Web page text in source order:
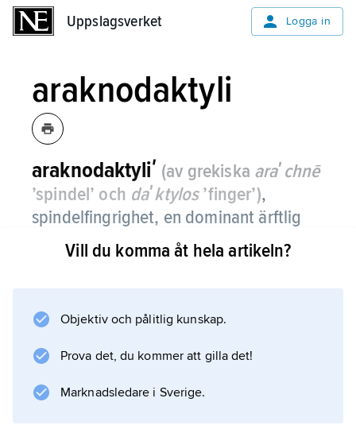
Uppslagsverket Logga in
araknodaktyli
araknodaktyliʹ (av grekiska araʹchnē
’spindel’ och daʹktylos’finger’),
spindelfingrighet, en dominant ärftlig
missbildning i form av extremt långa,
smala fingrar.
Marfans syndrom
Vill du komma åt hela artikeln?
Objektiv och pålitlig kunskap.
Prova det, du kommer att gilla det!
Marknadsledare i Sverige.